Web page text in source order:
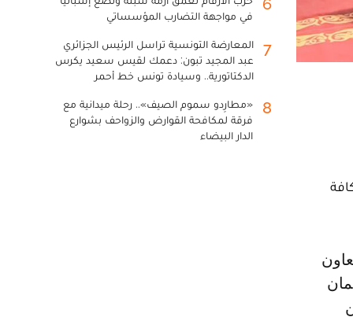
6
في مواجهة التضارب المؤسساتي
7
المعارضة التونسية تراسل الرئيس الجزائري
عبد المجيد تبون: دعمك لقيس سعيد يكرس
الدكتاتورية.. وسيادة تونس خط أحمر
8
«مطارِدو سموم الصيف».. رحلة ميدانية مع
فرقة لمكافحة القوارض والزواحف بشوارع
الدار البيضاء